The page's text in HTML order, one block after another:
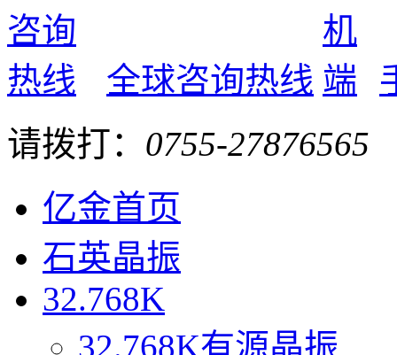
全球咨询热线
请拨打： 0755-27876565
亿金首页
石英晶振
32.768K
32.768K有源晶振